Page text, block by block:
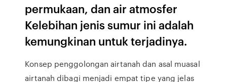
permukaan, dan air atmosfer
Kelebihan jenis sumur ini adalah
kemungkinan untuk terjadinya.
Konsep penggolongan airtanah dan asal muasal
airtanah dibagi menjadi empat tipe yang jelas